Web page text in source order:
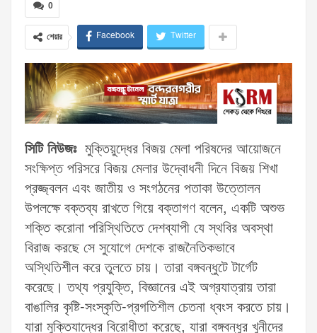
0
শেয়ার Facebook Twitter
সিটি নিউজঃমুক্তিয়ুদ্ধের বিজয় মেলা পরিষদের আয়োজনে
সংক্ষিপ্ত পরিসরে বিজয় মেলার উদ্বোধনী দিনে বিজয় শিখা
প্রজ্জ্বলন এবং জাতীয় ও সংগঠনের পতাকা উত্তোলন
উপলক্ষে বক্তব্য রাখতে গিয়ে বক্তাগণ বলেন, একটি অশুভ
শক্তি করোনা পরিস্থিতিতে দেশব্যাপী যে স্থবির অবস্থা
বিরাজ করছে সে সুযোগে দেশকে রাজনৈতিকভাবে
অস্থিতিশীল করে তুলতে চায়। তারা বঙ্গবন্ধুটে টার্গেট
করেছে। তথ্য প্রযুক্তি, বিজ্ঞানের এই অগ্রযাত্রায় তারা
বাঙালির কৃষ্টি-সংস্কৃতি-প্রগতিশীল চেতনা ধ্বংস করতে চায়।
যারা মুক্তিযাদ্ধের বিরোধীতা করেছে, যারা বঙ্গবন্ধুর খুনীদের